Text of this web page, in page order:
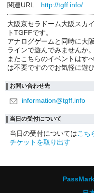
関連URL
http://tgff.info/
大阪京セラドーム大阪スカ
トTGFFです。
アナログゲームと同時に大
ラインで遊んでみませんか。
またこちらのイベントはす
は不要ですのでお気軽に遊
お問い合わせ先
information@tgff.info
当日の受付について
当日の受付についてはこち
チケットを取り出す